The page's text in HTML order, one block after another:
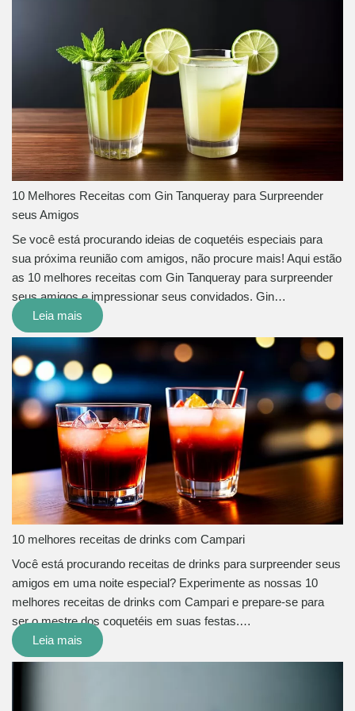
10 Melhores Receitas com Gin Tanqueray para Surpreender
seus Amigos
Se você está procurando ideias de coquetéis especiais para
sua próxima reunião com amigos, não procure mais! Aqui estão
as 10 melhores receitas com Gin Tanqueray para surpreender
seus amigos e impressionar seus convidados. Gin…
Leia mais
10 melhores receitas de drinks com Campari
Você está procurando receitas de drinks para surpreender seus
amigos em uma noite especial? Experimente as nossas 10
melhores receitas de drinks com Campari e prepare-se para
ser o mestre dos coquetéis em suas festas.…
Leia mais